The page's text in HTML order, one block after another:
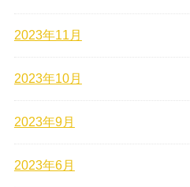
2023年11月
2023年10月
2023年9月
2023年6月